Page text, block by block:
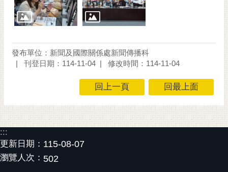
發布單位：新聞及國際關係處新聞傳播科
刊登日期：114-11-04
修改時間：114-11-04
回上一頁 回最上面
:::
更新日期： 115-08-07
瀏覽人次： 502